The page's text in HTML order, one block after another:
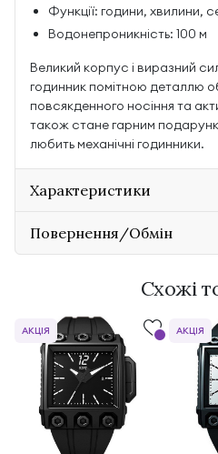
Функції: години, хвилини,
Водонепроникність: 100 м
Великий корпус і виразний
годинник помітною деталлю
повсякденного носіння та
також стане гарним
любить механічні годинники.
Характеристики
Повернення/Обмін
Схожі
АКЦІЯ АКЦІЯ